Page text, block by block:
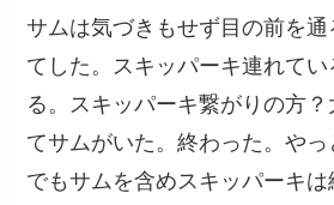
サムは気づきもせず目の前を
てした。スキッパーキ連れて
る。スキッパーキ繋がりの方
てサムがいた。終わった。やっ
でもサムを含めスキッパーキ